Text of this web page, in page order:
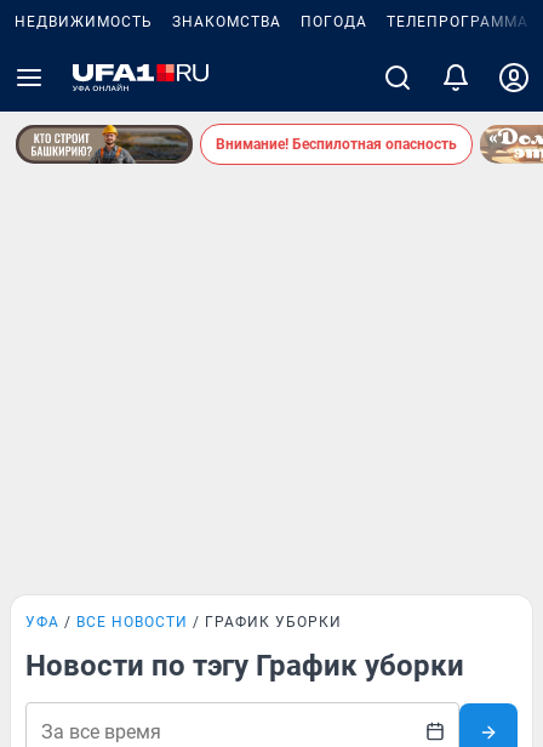
НЕДВИЖИМОСТЬ ЗНАКОМСТВА ПОГОДА ТЕЛЕПРОГРАММА
Внимание! Беспилотная опасность
УФА ВСЕ НОВОСТИ ГРАФИК УБОРКИ
Новости по тэгу График уборки